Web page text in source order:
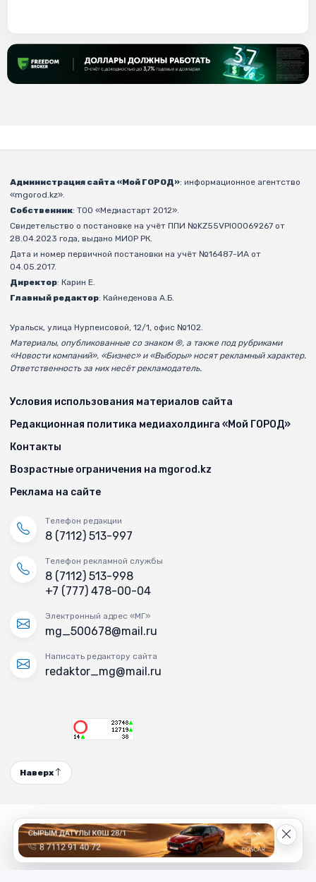
Администрация сайта «Мой ГОРОД»: информационное агентство
«mgorod.kz».
Собственник: ТОО «Медиастарт 2012».
Свидетельство о постановке на учёт ППИ №KZ55VPI00069267 от
28.04.2023 года, выдано МИОР РК.
Дата и номер первичной постановки на учёт №16487-ИА от
04.05.2017.
Директор: Карин Е.
Главный редактор: Кайнеденова А.Б.
Уральск, улица Нурпеисовой, 12/1, офис №102.
Материалы, опубликованные со знаком ®, а также под рубриками
«Новости компаний», «Бизнес» и «Выборы» носят рекламный характер.
Ответственность за них несёт рекламодатель.
Условия использования материалов сайта
Редакционная политика медиахолдинга «Мой ГОРОД»
Контакты
Возрастные ограничения на mgorod.kz
Реклама на сайте
Телефон редакции
8 (7112) 513-997
Телефон рекламной службы
8 (7112) 513-998
+7 (777) 478-00-04
Электронный адрес «МГ»
mg_500678@mail.ru
Написать редактору сайта
redaktor_mg@mail.ru
Наверх